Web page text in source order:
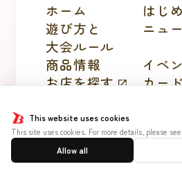
This website uses cookies
This site uses cookies. For more details, please
Allow all
ホーム
はじ
遊び方と
大会ルール
ニュ
商品情報
イベ
お店を探す
カー
紹介/探す